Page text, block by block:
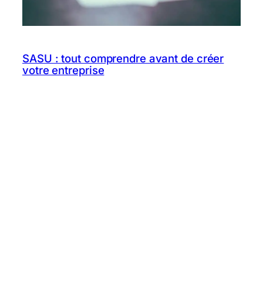
SASU : tout comprendre avant de créer
votre entreprise